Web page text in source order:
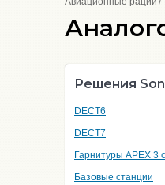
Решения
DECT6
DECT7
Гарнитуры APEX 3
Базовые станции